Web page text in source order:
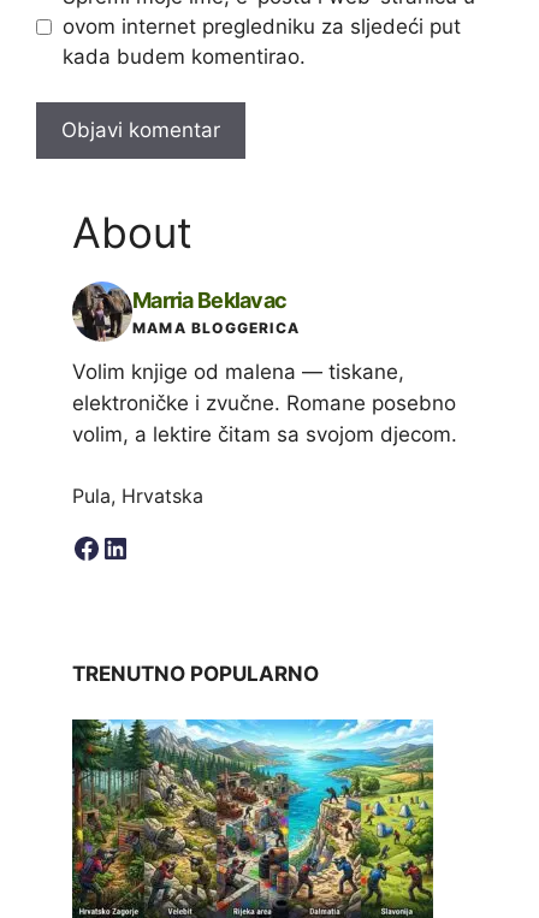
ovom internet pregledniku za sljedeći put
kada budem komentirao.
About
Marria Beklavac
MAMA BLOGGERICA
Volim knjige od malena — tiskane,
elektroničke i zvučne. Romane posebno
volim, a lektire čitam sa svojom djecom.
Pula, Hrvatska
Facebook
LinkedIn
TRENUTNO POPULARNO